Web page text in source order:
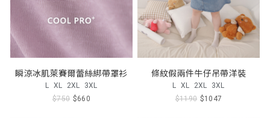
瞬涼冰肌萊賽爾蕾絲綁帶罩衫
L XL 2XL 3XL
$750 $660
條紋假兩件牛仔吊帶洋裝
L XL 2XL 3XL
$1190 $1047